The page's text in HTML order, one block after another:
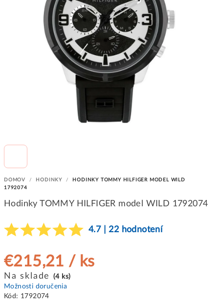
DOMOV / HODINKY /
HODINKY TOMMY HILFIGER MODEL WILD
1792074
Hodinky TOMMY HILFIGER model WILD 1792074
4.7 | 22 hodnotení
€215,21 / ks
Jednotková
cena:
Na sklade
(4 ks)
Možnosti doručenia
Kód: 1792074